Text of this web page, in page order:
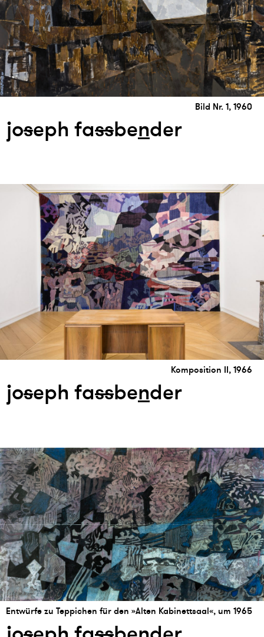
Bild Nr. 1, 1960
joseph fassbender
Komposition II, 1966
joseph fassbender
Entwürfe zu Teppichen für den »Alten Kabinettsaal«, um 1965